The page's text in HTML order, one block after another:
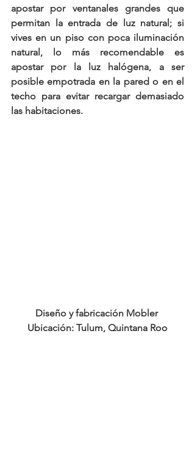
apostar por ventanales grandes que
permitan la entrada de luz natural; si
vives en un piso con poca iluminación
natural, lo más recomendable es
apostar por la luz halógena, a ser
posible empotrada en la pared o en el
techo para evitar recargar demasiado
las habitaciones.
Diseño y fabricación Mobler
Ubicación: Tulum, Quintana Roo